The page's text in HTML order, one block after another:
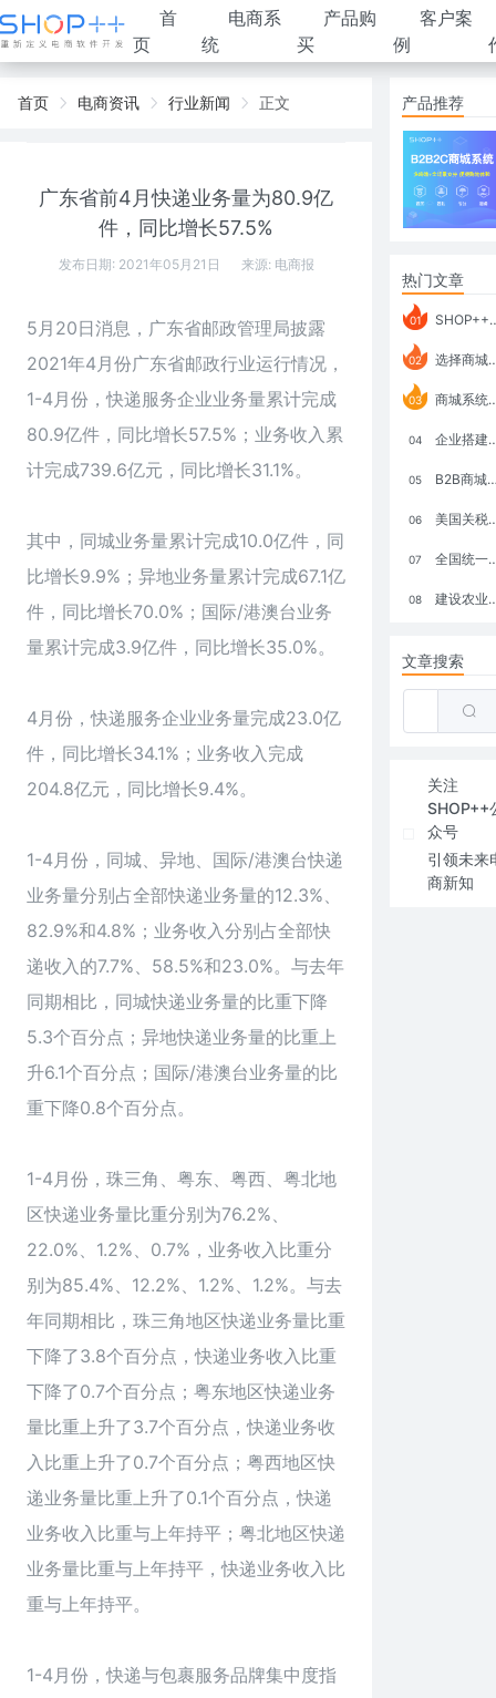
首
页
电商系
统
产品购
买
客户案
例
首页 电商资讯 行业新闻 正文
广东省前4月快递业务量为80.9亿
件，同比增长57.5%
发布日期: 2021年05月21日 来源: 电商报
5月20日消息，广东省邮政管理局披露
2021年4月份广东省邮政行业运行情况，
1-4月份，快递服务企业业务量累计完成
80.9亿件，同比增长57.5%；业务收入累
计完成739.6亿元，同比增长31.1%。
其中，同城业务量累计完成10.0亿件，同
比增长9.9%；异地业务量累计完成67.1亿
件，同比增长70.0%；国际/港澳台业务
量累计完成3.9亿件，同比增长35.0%。
4月份，快递服务企业业务量完成23.0亿
件，同比增长34.1%；业务收入完成
204.8亿元，同比增长9.4%。
1-4月份，同城、异地、国际/港澳台快递
业务量分别占全部快递业务量的12.3%、
82.9%和4.8%；业务收入分别占全部快
递收入的7.7%、58.5%和23.0%。与去年
同期相比，同城快递业务量的比重下降
5.3个百分点；异地快递业务量的比重上
升6.1个百分点；国际/港澳台业务量的比
重下降0.8个百分点。
1-4月份，珠三角、粤东、粤西、粤北地
区快递业务量比重分别为76.2%、
22.0%、1.2%、0.7%，业务收入比重分
别为85.4%、12.2%、1.2%、1.2%。与去
年同期相比，珠三角地区快递业务量比重
下降了3.8个百分点，快递业务收入比重
下降了0.7个百分点；粤东地区快递业务
量比重上升了3.7个百分点，快递业务收
入比重上升了0.7个百分点；粤西地区快
递业务量比重上升了0.1个百分点，快递
业务收入比重与上年持平；粤北地区快递
业务量比重与上年持平，快递业务收入比
重与上年持平。
1-4月份，快递与包裹服务品牌集中度指
产品推荐
热门文章
01 SHOP++ B2B2C V9.1 全新发布 新亮点
02 选择商城系统要考虑哪些问题？
03 商城系统如何打通跨境电商模式？
04 企业搭建积分商城系统要注意什么？
05 B2B商城系统搭建：开发语言、功能、优势分析
06 美国关税政策冲击全球电商格局：五大类平台受重创，转型与自救成关键
07 全国统一大市场：电商如何掘金新蓝海？
08 建设农业强国，网上商城来助力！
文章搜索
关注
SHOP++
众号
引领未来
商新知